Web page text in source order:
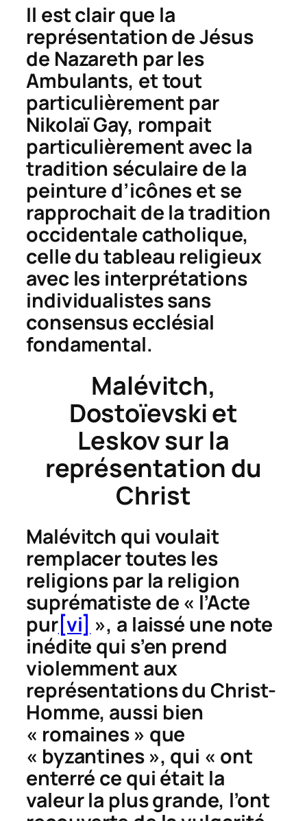
Il est clair que la
représentation de Jésus
de Nazareth par les
Ambulants, et tout
particulièrement par
Nikolaï Gay, rompait
particulièrement avec la
tradition séculaire de la
peinture d’icônes et se
rapprochait de la tradition
occidentale catholique,
celle dutableau religieux
avec les interprétations
individualistes sans
consensus ecclésial
fondamental.
Malévitch,
Dostoïevski et
Leskov sur la
représentation du
Christ
Malévitch qui voulait
remplacer toutes les
religions par la religion
suprématiste de « l’Acte
pur[vi] », a laissé une note
inédite qui s’en prend
violemment aux
représentations du Christ-
Homme, aussi bien
« romaines » que
« byzantines », qui « ont
enterré ce qui était la
valeur la plus grande, l’ont